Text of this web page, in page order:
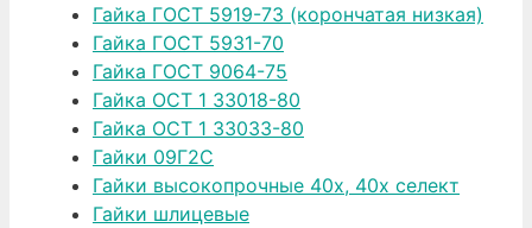
Гайка ГОСТ 5919-73 (корончатая низкая)
Гайка ГОСТ 5931-70
Гайка ГОСТ 9064-75
Гайка ОСТ 1 33018-80
Гайка ОСТ 1 33033-80
Гайки 09Г2С
Гайки высокопрочные 40х, 40х селект
Гайки шлицевые